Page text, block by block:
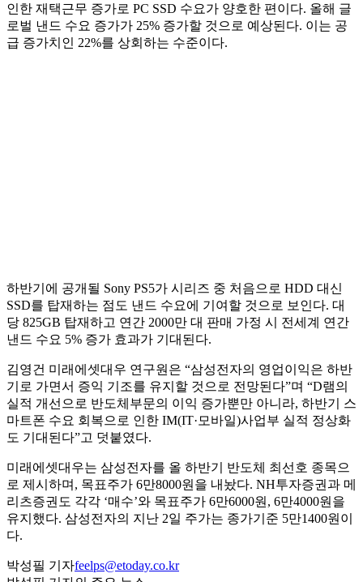
인한 재택근무 증가로 PC SSD 수요가 양호한 편이다. 올해 글
로벌 낸드 수요 증가가 25% 증가할 것으로 예상된다. 이는 공
급 증가치인 22%를 상회하는 수준이다.
하반기에 공개될 Sony PS5가 시리즈 중 처음으로 HDD 대신
SSD를 탑재하는 점도 낸드 수요에 기여할 것으로 보인다. 대
당 825GB 탑재하고 연간 2000만 대 판매 가정 시 전세계 연간
낸드 수요 5% 증가 효과가 기대된다.
김영건 미래에셋대우 연구원은 “삼성전자의 영업이익은 하반
기로 가면서 증익 기조를 유지할 것으로 전망된다”며 “D램의
실적 개선으로 반도체부문의 이익 증가뿐만 아니라, 하반기 스
마트폰 수요 회복으로 인한 IM(IT·모바일)사업부 실적 정상화
도 기대된다”고 덧붙였다.
미래에셋대우는 삼성전자를 올 하반기 반도체 최선호 종목으
로 제시하며, 목표주가 6만8000원을 내놨다. NH투자증권과 메
리츠증권도 각각 ‘매수’와 목표주가 6만6000원, 6만4000원을
유지했다. 삼성전자의 지난 2일 주가는 종가기준 5만1400원이
다.
박성필 기자feelps@etoday.co.kr